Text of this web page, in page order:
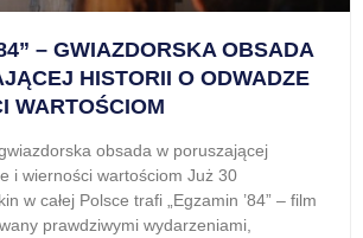
– GWIAZDORSKA OBSADA
HISTORII O ODWADZE
WARTOŚCIOM
gwiazdorska obsada w poruszającej
i wierności wartościom Już 30
w całej Polsce trafi „Egzamin ’84” – film
prawdziwymi wydarzeniami,